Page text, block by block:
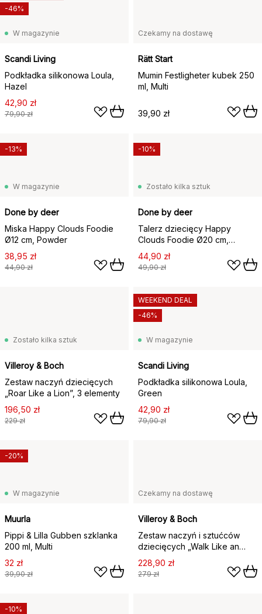
W magazynie
Scandi Living
Podkładka silikonowa Loula,
Hazel
42,90 zł
79,90 zł
-46%
Czekamy na dostawę
Rätt Start
Mumin Festligheter kubek 250
ml, Multi
39,90 zł
W magazynie
Done by deer
Miska Happy Clouds Foodie
Ø12 cm, Powder
38,95 zł
44,90 zł
-13%
Zostało kilka sztuk
Done by deer
Talerz dziecięcy Happy
Clouds Foodie Ø20 cm,
Powder
44,90 zł
49,90 zł
-10%
Zostało kilka sztuk
Villeroy & Boch
Zestaw naczyń dziecięcych
„Roar Like a Lion”, 3 elementy
196,50 zł
229 zł
W magazynie
Scandi Living
Podkładka silikonowa Loula,
Green
42,90 zł
79,90 zł
WEEKEND DEAL
-46%
W magazynie
Muurla
Pippi & Lilla Gubben szklanka
200 ml, Multi
32 zł
39,90 zł
-20%
Czekamy na dostawę
Villeroy & Boch
Zestaw naczyń i sztućców
dziecięcych „Walk Like an
Elephant”, 7 części
228,90 zł
279 zł
-10%